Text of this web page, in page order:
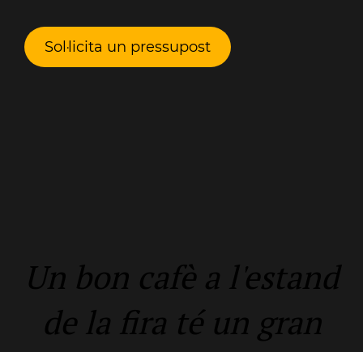
Sol·licita un pressupost
Un bon cafè a l'estand
de la fira té un gran